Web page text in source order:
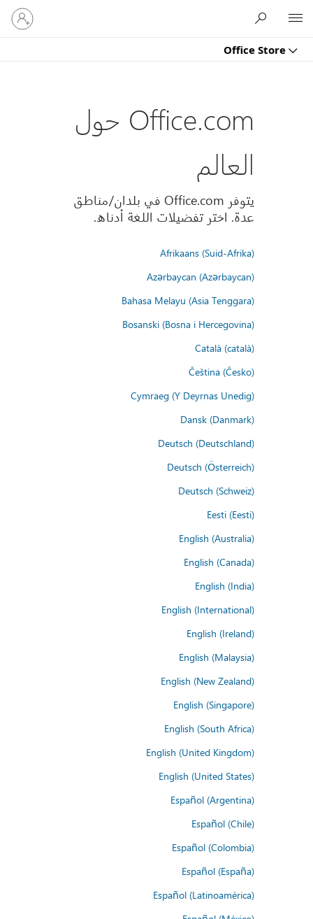
Office Store
تسجيل
الدخول
إلى
Office.com حول
العالم
يتوفر Office.com في بلدان/مناطق
عدة. اختر تفضيلات اللغة أدناه.
Afrikaans (Suid-Afrika)
Azərbaycan (Azərbaycan)
Bahasa Melayu (Asia Tenggara)
Bosanski (Bosna i Hercegovina)
Català (català)
Čeština (Česko)
Cymraeg (Y Deyrnas Unedig)
Dansk (Danmark)
Deutsch (Deutschland)
Deutsch (Österreich)
Deutsch (Schweiz)
Eesti (Eesti)
English (Australia)
English (Canada)
English (India)
English (International)
English (Ireland)
English (Malaysia)
English (New Zealand)
English (Singapore)
English (South Africa)
English (United Kingdom)
English (United States)
Español (Argentina)
Español (Chile)
Español (Colombia)
Español (España)
Español (Latinoamérica)